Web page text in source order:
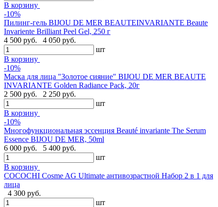
В корзину
-10%
Пилинг-гель BIJOU DE MER BEAUTEINVARIANTE Beaute
Invariente Brilliant Peel Gel, 250 г
4 500 руб.
4 050 руб.
шт
В корзину
-10%
Маска для лица "Золотое сияние" BIJOU DE MER BEAUTE
INVARIANTE Golden Radiance Pack, 20г
2 500 руб.
2 250 руб.
шт
В корзину
-10%
Многофункциональная эссенция Beauté invariante The Serum
Essence BIJOU DE MER, 50ml
6 000 руб.
5 400 руб.
шт
В корзину
COCOCHI Cosme AG Ultimate антивозрастной Набор 2 в 1 для
лица
4 300 руб.
шт